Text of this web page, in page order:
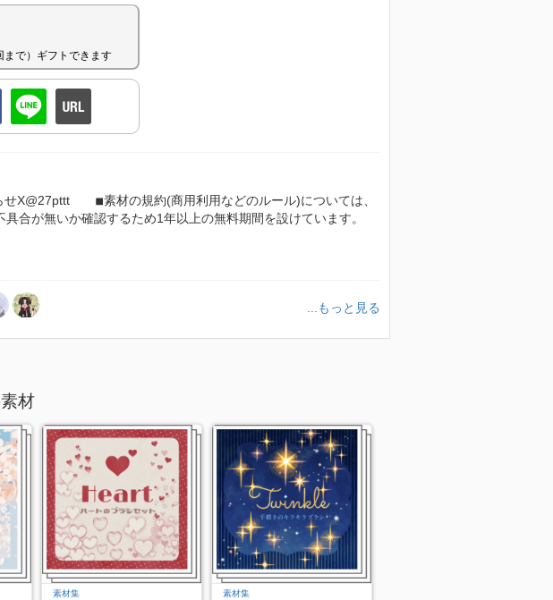
で）ギフトできます
X@27pttt ◾︎素材の規約(商用利用などのルール)については、
合が無いか確認するため1年以上の無料期間を設けています。
...もっと見る
材
素材集 素材集